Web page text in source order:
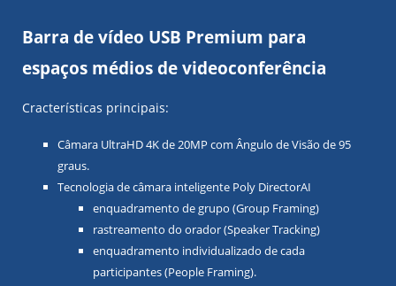
Barra de vídeo USB Premium para
espaços médios de videoconferência
Cracterísticas principais:
Câmara UltraHD 4K de 20MP com Ângulo de Visão de 95
graus.
Tecnologia de câmara inteligente Poly DirectorAI
enquadramento de grupo (Group Framing)
rastreamento do orador (Speaker Tracking)
enquadramento individualizado de cada
participantes (People Framing).